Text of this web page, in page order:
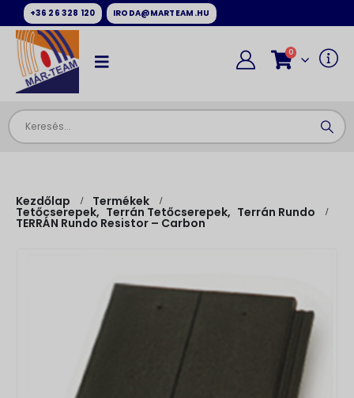
+36 26 328 120 IRODA@MARTEAM.HU
0
Kezdőlap Termékek
Tetőcserepek, Terrán Tetőcserepek, Terrán Rundo
TERRÁN Rundo Resistor – Carbon